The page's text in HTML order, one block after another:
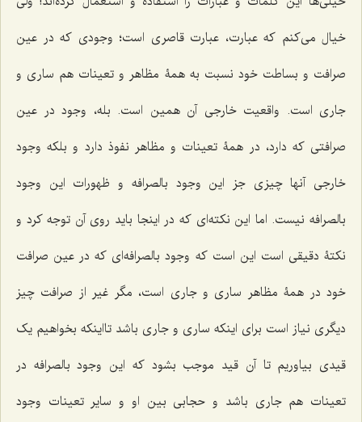
خیال می‌کنم که عبارت، عبارت قاصری است؛ وجودی که در عین
صرافت و بساطت خود نسبت به همۀ مظاهر و تعینات هم ساری و
جاری است. واقعیت خارجی آن همین است. بله، وجود در عین
صرافتی که دارد، در همۀ تعینات و مظاهر نفوذ دارد و بلکه وجود
خارجی آنها چیزی جز این وجود بالصرافه و ظهورات این وجود
بالصرافه نیست. اما این نکته‌ای که در اینجا باید روی آن توجه کرد و
نکتۀ دقیقی است این است که وجود بالصرافه‌ای که در عین صرافت
خود در همۀ مظاهر ساری و جاری است، مگر غیر از صرافت چیز
دیگری نیاز است برای اینکه ساری و جاری باشد تااینکه بخواهیم یک
قیدی بیاوریم تا آن قید موجب بشود که این وجود بالصرافه در
تعینات هم جاری باشد و حجابی بین او و سایر تعینات وجود